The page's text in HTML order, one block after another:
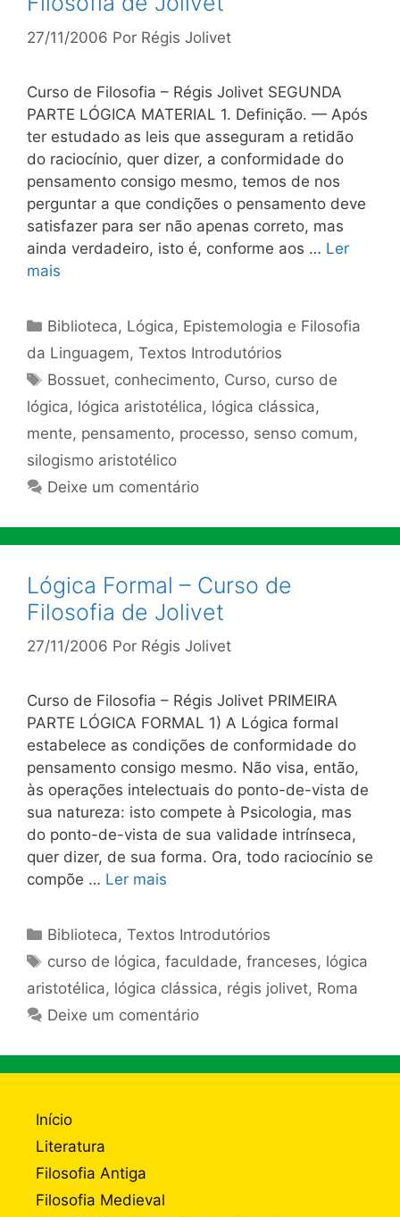
27/11/2006 Por Régis Jolivet
Curso de Filosofia – Régis Jolivet SEGUNDA
PARTE LÓGICA MATERIAL 1. Definição. — Após
ter estudado as leis que asseguram a retidão
do raciocínio, quer dizer, a conformidade do
pensamento consigo mesmo, temos de nos
perguntar a que condições o pensamento deve
satisfazer para ser não apenas correto, mas
ainda verdadeiro, isto é, conforme aos … Ler
mais
Categorias
Biblioteca, Lógica, Epistemologia e Filosofia
da Linguagem, Textos Introdutórios
Tags
Bossuet, conhecimento, Curso, curso de
lógica, lógica aristotélica, lógica clássica,
mente, pensamento, processo, senso comum,
silogismo aristotélico
Deixe um comentário
Lógica Formal – Curso de
Filosofia de Jolivet
27/11/2006 Por Régis Jolivet
Curso de Filosofia – Régis Jolivet PRIMEIRA
PARTE LÓGICA FORMAL 1) A Lógica formal
estabelece as condições de conformidade do
pensamento consigo mesmo. Não visa, então,
às operações intelectuais do ponto-de-vista de
sua natureza: isto compete à Psicologia, mas
do ponto-de-vista de sua validade intrínseca,
quer dizer, de sua forma. Ora, todo raciocínio se
compõe … Ler mais
Categorias
Biblioteca,Textos Introdutórios
Tags
curso de lógica,faculdade,franceses, lógica
aristotélica, lógica clássica, régis jolivet, Roma
Deixe um comentário
Início
Literatura
Filosofia Antiga
Filosofia Medieval